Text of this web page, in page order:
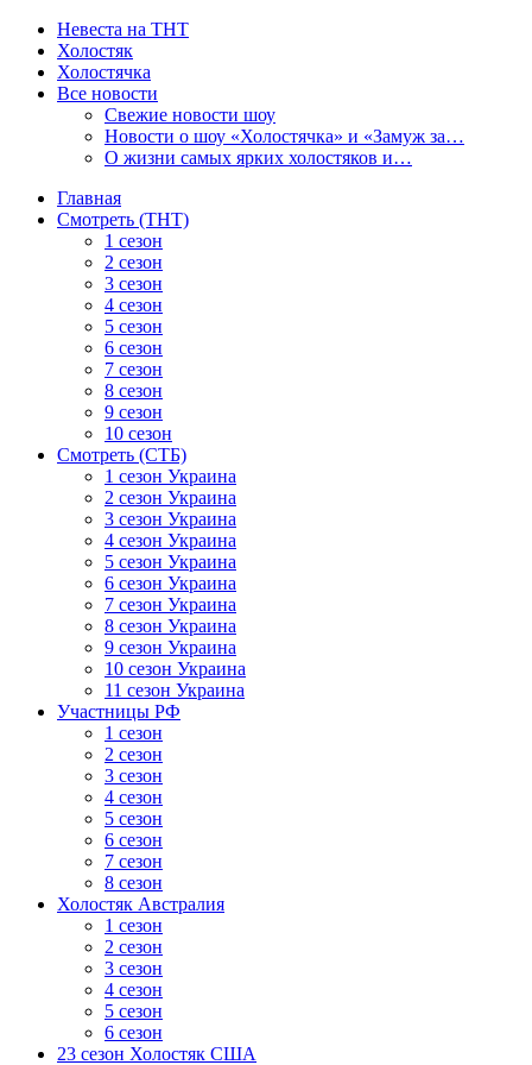
Невеста на ТНТ
Холостяк
Холостячка
Все новости
Свежие новости шоу
Новости о шоу «Холостячка» и «Замуж за…
О жизни самых ярких холостяков и…
Главная
Смотреть (ТНТ)
1 сезон
2 сезон
3 сезон
4 сезон
5 сезон
6 сезон
7 сезон
8 сезон
9 сезон
10 сезон
Смотреть (СТБ)
1 сезон Украина
2 сезон Украина
3 сезон Украина
4 сезон Украина
5 сезон Украина
6 сезон Украина
7 сезон Украина
8 сезон Украина
9 сезон Украина
10 сезон Украина
11 сезон Украина
Участницы РФ
1 сезон
2 сезон
3 сезон
4 сезон
5 сезон
6 сезон
7 сезон
8 сезон
Холостяк Австралия
1 сезон
2 сезон
3 сезон
4 сезон
5 сезон
6 сезон
23 сезон Холостяк США